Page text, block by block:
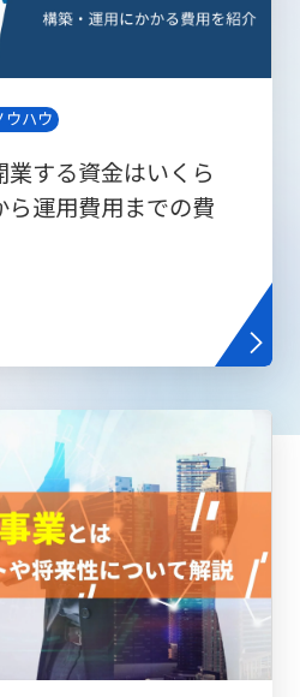
ウハウ
する資金はいくら
運用費用までの費